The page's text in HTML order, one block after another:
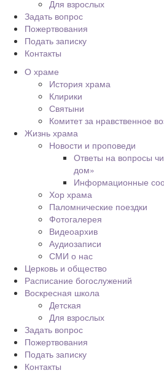
Для взрослых
Задать вопрос
Пожертвования
Подать записку
Контакты
О храме
История храма
Клирики
Святыни
Комитет за нравственное
Жизнь храма
Новости и проповеди
Ответы на вопросы
дом»
Информационные
Хор храма
Паломнические поездки
Фотогалерея
Видеоархив
Аудиозаписи
СМИ о нас
Церковь и общество
Расписание богослужений
Воскресная школа
Детская
Для взрослых
Задать вопрос
Пожертвования
Подать записку
Контакты